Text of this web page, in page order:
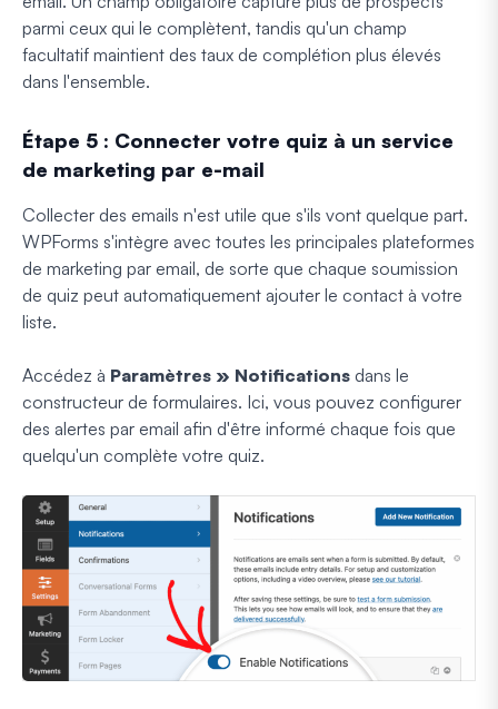
parmi ceux qui le complètent, tandis qu'un champ
facultatif maintient des taux de complétion plus élevés
dans l'ensemble.
Étape 5 : Connecter votre quiz à un service
de marketing par e-mail
Collecter des emails n'est utile que s'ils vont quelque part.
WPForms s'intègre avec toutes les principales plateformes
de marketing par email, de sorte que chaque soumission
de quiz peut automatiquement ajouter le contact à votre
liste.
Accédez à Paramètres » Notifications dans le
constructeur de formulaires. Ici, vous pouvez configurer
des alertes par email afin d'être informé chaque fois que
quelqu'un complète votre quiz.